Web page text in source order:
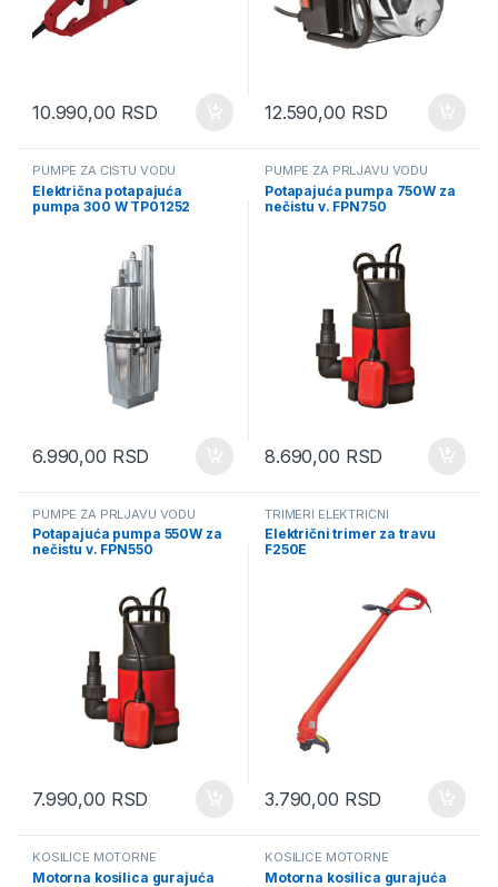
10.990,00 RSD 12.590,00 RSD
PUMPE ZA ČISTU VODU
Električna potapajuća
pumpa 300 W TP01252
6.990,00 RSD
PUMPE ZA PRLJAVU VODU
Potapajuća pumpa 750W za
nečistu v. FPN750
8.690,00 RSD
PUMPE ZA PRLJAVU VODU
Potapajuća pumpa 550W za
nečistu v. FPN550
7.990,00 RSD
TRIMERI ELEKTRIČNI
Električni trimer za travu
F250E
3.790,00 RSD
KOSILICE MOTORNE
Motorna kosilica gurajuća
KOSILICE MOTORNE
Motorna kosilica gurajuća